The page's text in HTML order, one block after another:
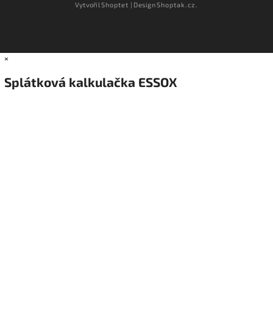
VytvořilShoptet | DesignShoptak.cz.
×
Splátková kalkulačka ESSOX